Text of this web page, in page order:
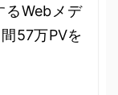
るWebメデ
57万PVを